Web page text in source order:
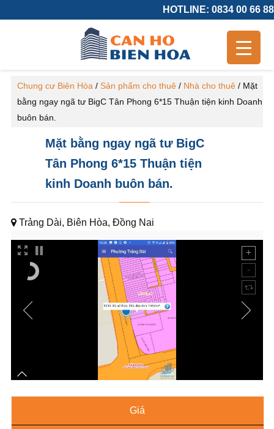
HOTLINE: 0834 00 66 88
Chung cư Biên Hòa / Sản phẩm cho thuê/ Nhà cho thuê/ Mặt
bằng ngay ngã tư BigC Tân Phong 6*15 Thuận tiện kinh Doanh
buôn bán.
Mặt bằng ngay ngã tư BigC
Tân Phong 6*15 Thuận tiện
kinh Doanh buôn bán.
Trảng Dài, Biên Hòa, Đồng Nai
Giá